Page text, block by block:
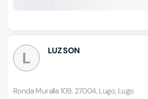
L LUZ SON
Ronda Muralla 109, 27004, Lugo, Lugo